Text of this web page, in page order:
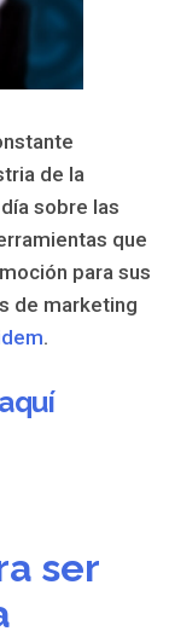
de la
sobre las
que
para sus
de marketing
.
aquí
ser